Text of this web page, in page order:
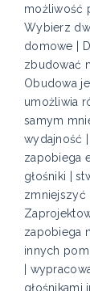
możliwość
Wybierz
domowe |
zbudować
Obudowa
umożliwia
samym
wydajność
zapobiega
głośniki |
zmniejszyć
zapobiega
innych
|
głośnikami